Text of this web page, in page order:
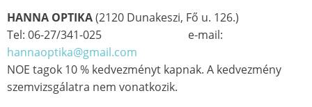
HANNA OPTIKA(2120 Dunakeszi, Fő u. 126.)
Tel: 06-27/341-025 e-mail:
hannaoptika@gmail.com
NOE tagok 10 % kedvezményt kapnak. A kedvezmény
szemvizsgálatra nem vonatkozik.